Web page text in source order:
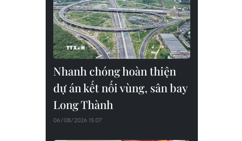
Nhanh chóng hoàn thiện
dự án kết nối vùng, sân bay
Long Thành
06/08/2026 15:07